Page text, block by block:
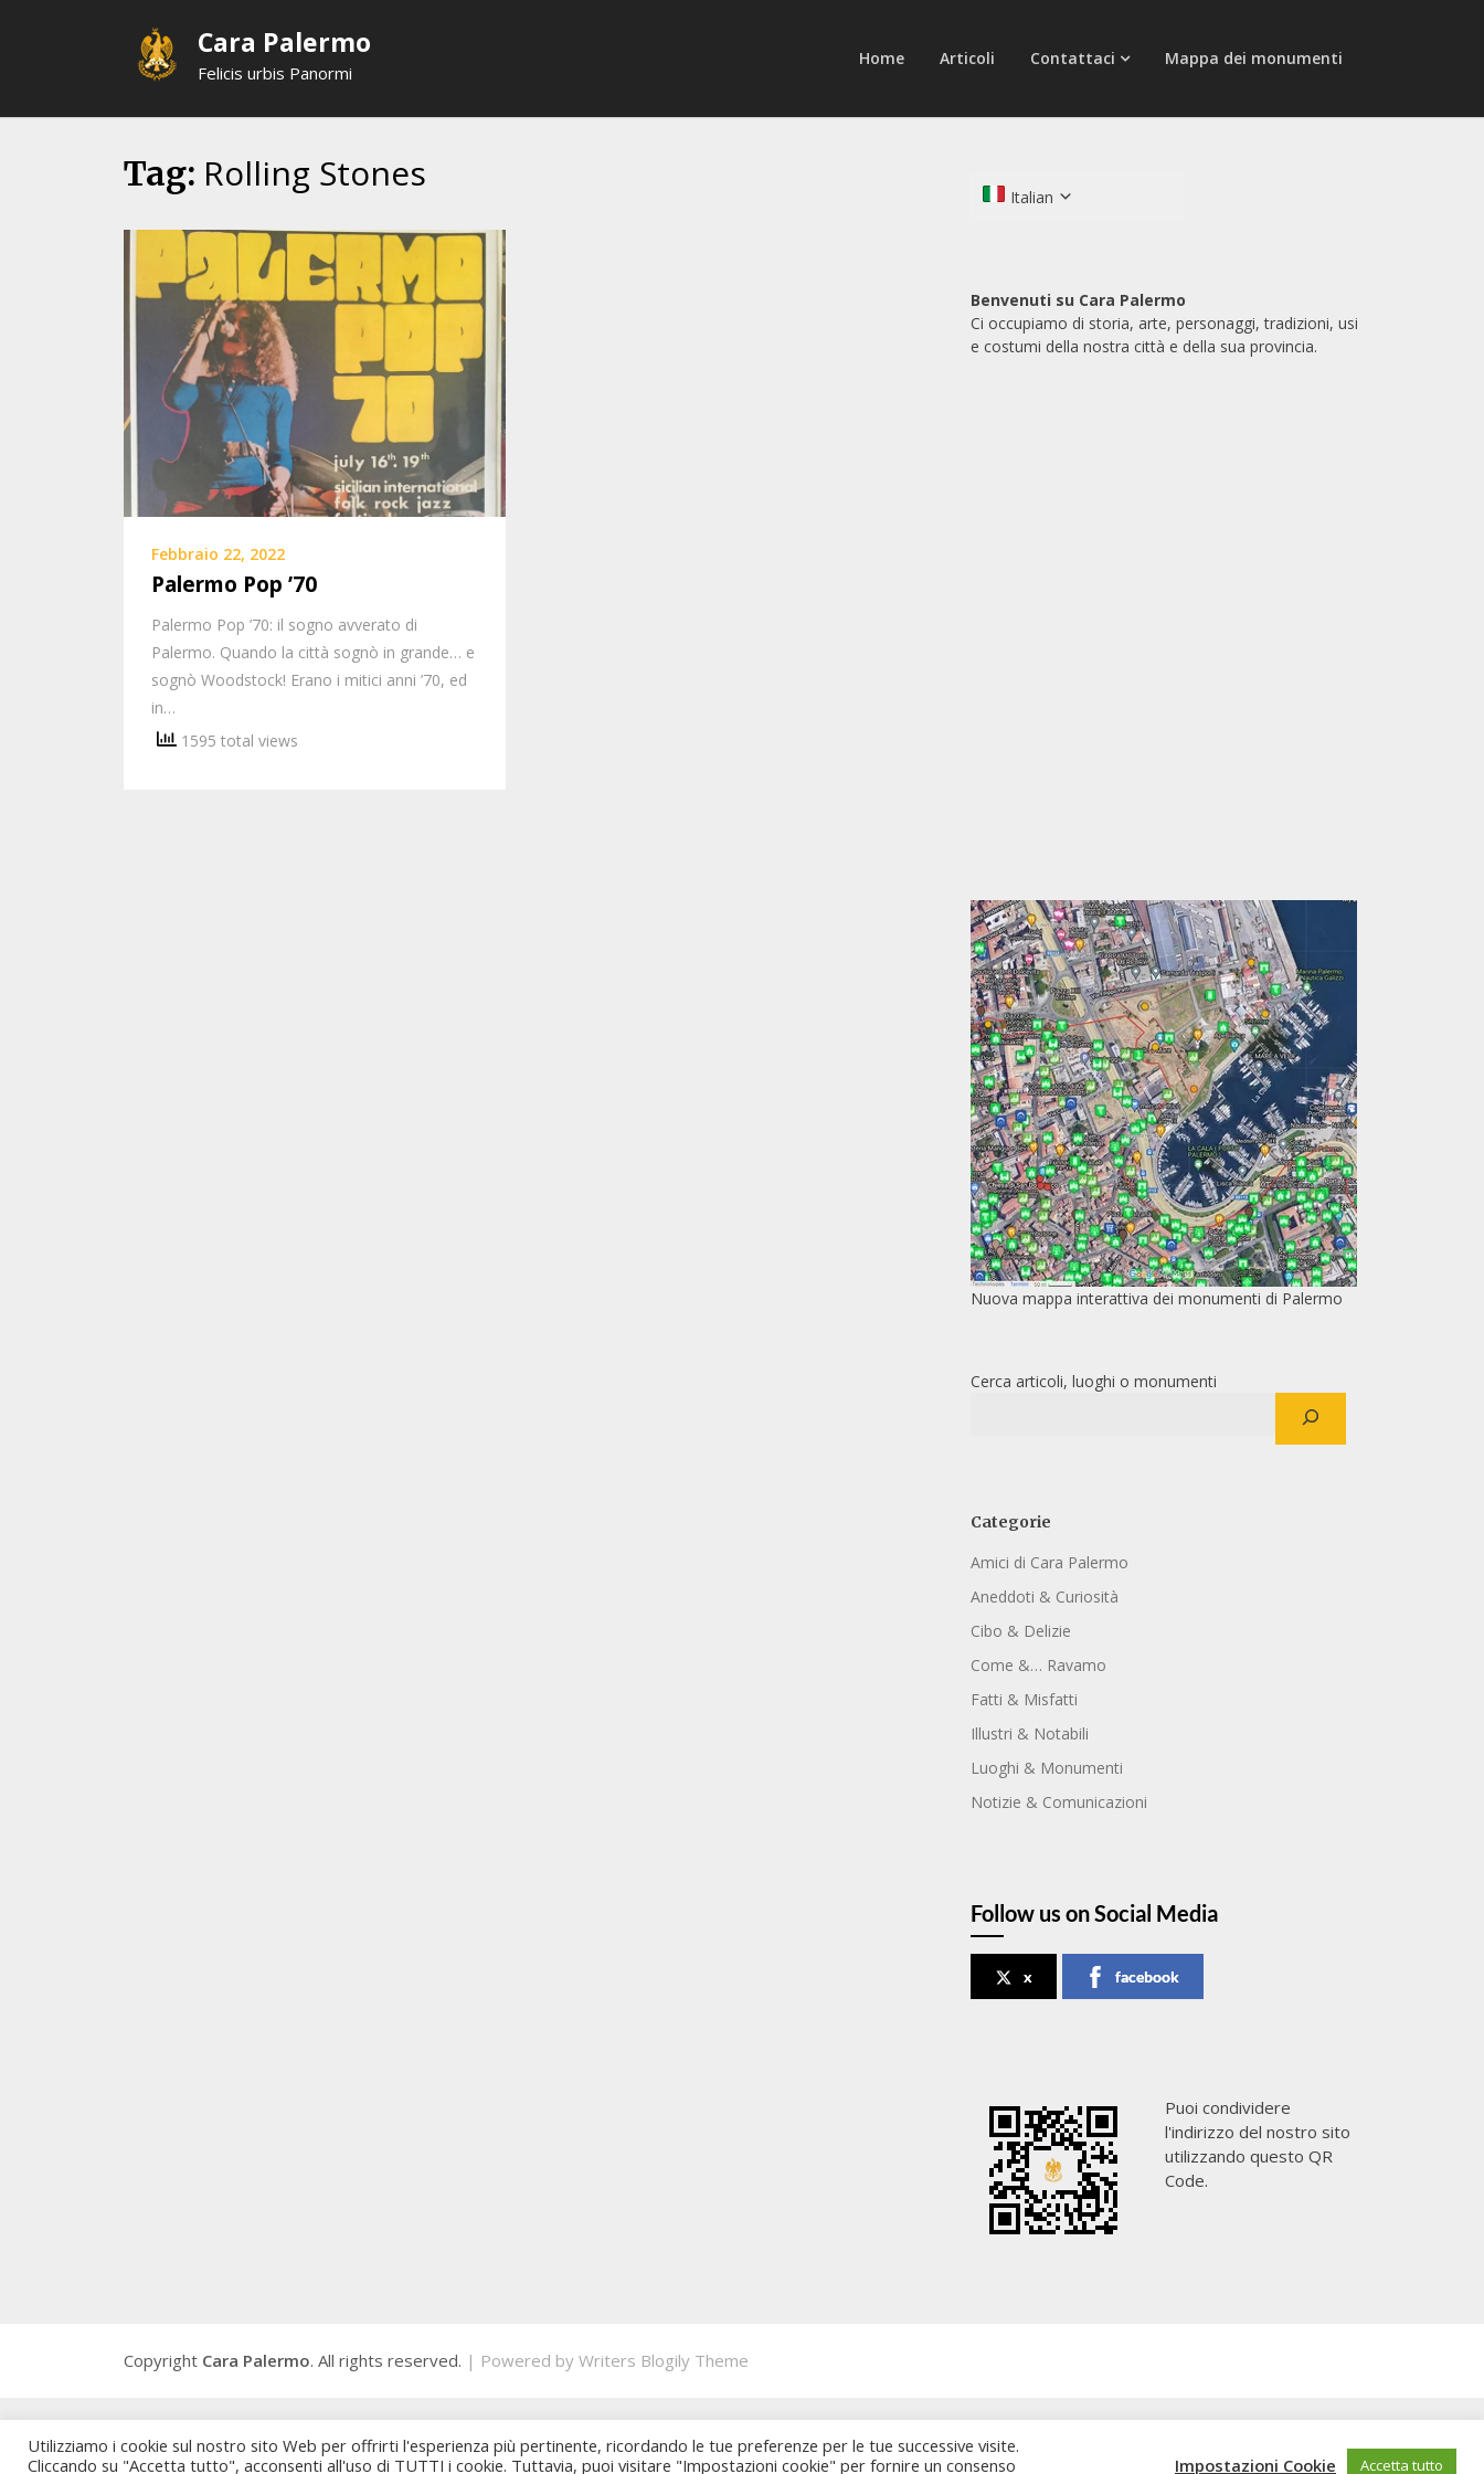
Cara Palermo
Felicis urbis Panormi
Home Articoli Contattaci Mappa dei monumenti
Tag: Rolling Stones
Febbraio 22, 2022
Palermo Pop ’70
Palermo Pop ’70: il sogno avverato di
Palermo. Quando la città sognò in grande… e
sognò Woodstock! Erano i mitici anni ’70, ed
in…
1595 total views
Italian
Benvenuti su Cara Palermo
Ci occupiamo di storia, arte, personaggi, tradizioni, usi
e costumi della nostra città e della sua provincia.
Nuova mappa interattiva dei monumenti di Palermo
Cerca articoli, luoghi o monumenti
Categorie
Amici di Cara Palermo
Aneddoti & Curiosità
Cibo & Delizie
Come &… Ravamo
Fatti & Misfatti
Illustri & Notabili
Luoghi & Monumenti
Notizie & Comunicazioni
Follow us on Social Media
x facebook
Puoi condividere
l'indirizzo del nostro sito
utilizzando questo QR
Code.
Copyright Cara Palermo. All rights reserved. | Powered by Writers Blogily Theme
Utilizziamo i cookie sul nostro sito Web per offrirti l'esperienza più pertinente, ricordando le tue preferenze per le tue successive visite.
Cliccando su "Accetta tutto", acconsenti all'uso di TUTTI i cookie. Tuttavia, puoi visitare "Impostazioni cookie" per fornire un consenso
Impostazioni Cookie Accetta tutto